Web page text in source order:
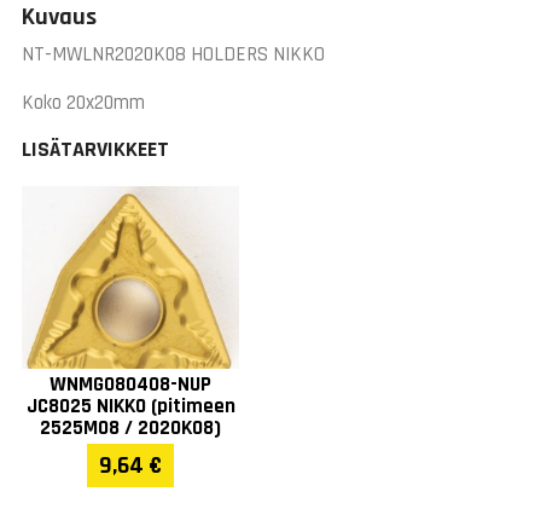
Kuvaus
NT-MWLNR2020K08 HOLDERS NIKKO
Koko 20x20mm
LISÄTARVIKKEET
WNMG080408-NUP
JC8025 NIKKO (pitimeen
2525M08 / 2020K08)
9,64 €